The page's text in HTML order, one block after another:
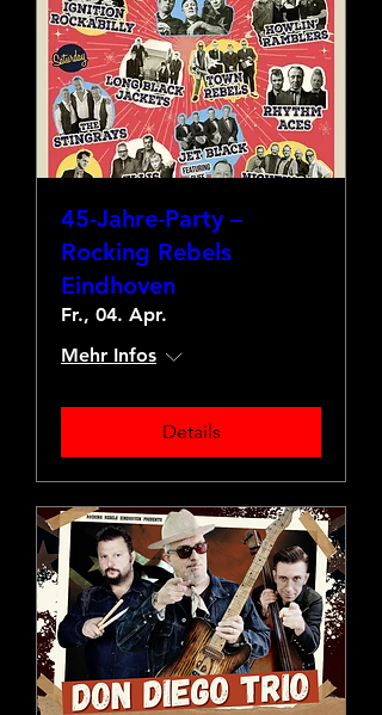
45-Jahre-Party –
Rocking Rebels
Eindhoven
Fr., 04. Apr.
Mehr Infos
Details